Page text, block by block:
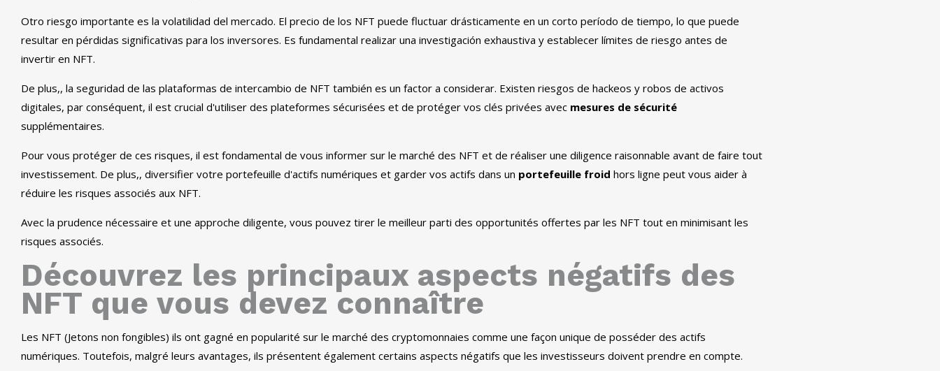
Otro riesgo importante es la volatilidad del mercado. El precio de los NFT puede fluctuar drásticamente en un corto período de tiempo, lo que puede
resultar en pérdidas significativas para los inversores. Es fundamental realizar una investigación exhaustiva y establecer límites de riesgo antes de
invertir en NFT.
De plus,, la seguridad de las plataformas de intercambio de NFT también es un factor a considerar. Existen riesgos de hackeos y robos de activos
digitales, par conséquent, il est crucial d'utiliser des plateformes sécurisées et de protéger vos clés privées avec mesures de sécurité
supplémentaires.
Pour vous protéger de ces risques, il est fondamental de vous informer sur le marché des NFT et de réaliser une diligence raisonnable avant de faire tout
investissement. De plus,, diversifier votre portefeuille d'actifs numériques et garder vos actifs dans un portefeuille froid hors ligne peut vous aider à
réduire les risques associés aux NFT.
Avec la prudence nécessaire et une approche diligente, vous pouvez tirer le meilleur parti des opportunités offertes par les NFT tout en minimisant les
risques associés.
Découvrez les principaux aspects négatifs des
NFT que vous devez connaître
Les NFT (Jetons non fongibles) ils ont gagné en popularité sur le marché des cryptomonnaies comme une façon unique de posséder des actifs
numériques. Toutefois, malgré leurs avantages, ils présentent également certains aspects négatifs que les investisseurs doivent prendre en compte.